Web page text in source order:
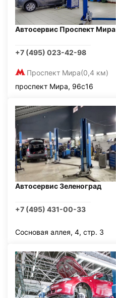
Автосервис Проспект Мира
+7 (495) 023-42-98
Проспект Мира(0,4 км)
проспект Мира, 96с16
Автосервис Зеленоград
+7 (495) 431-00-33
Сосновая аллея, 4, стр. 3